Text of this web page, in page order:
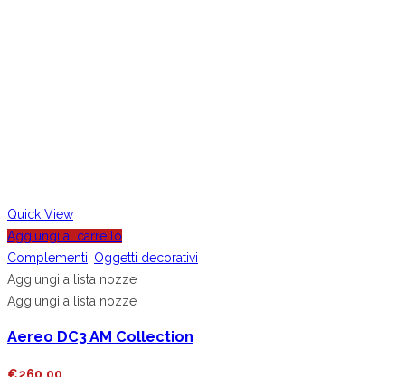
Quick View
Aggiungi al carrello
Complementi Oggetti decorativi
Aggiungi a lista nozze
Aggiungi a lista nozze
Aereo DC3 AM Collection
€260.00